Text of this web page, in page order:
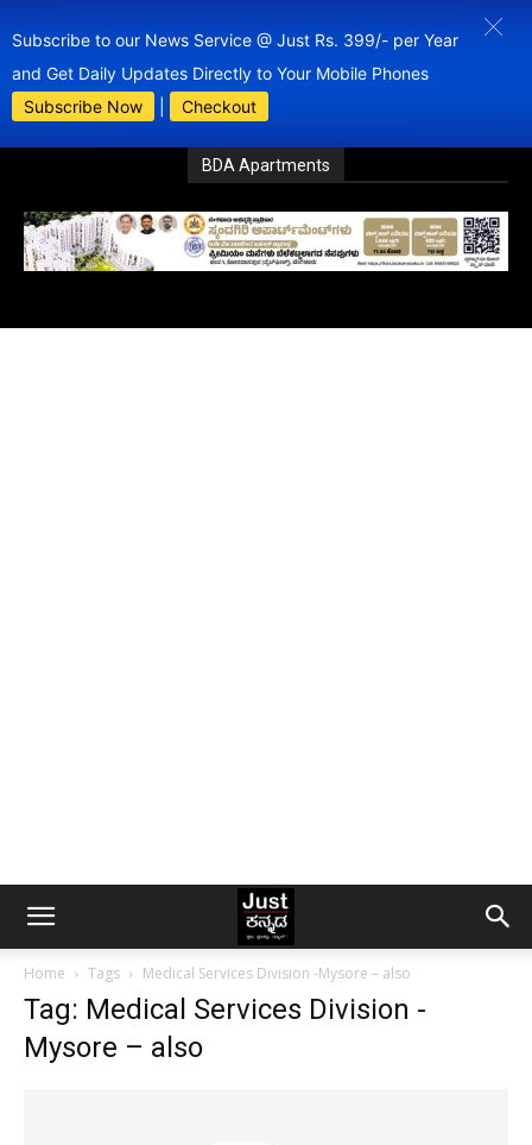
Subscribe to our News Service @ Just Rs. 399/- per Year
and Get Daily Updates Directly to Your Mobile Phones
Subscribe Now
Checkout
BDA Apartments
Home Tags Medical Services Division -Mysore – also
Tag: Medical Services Division -
Mysore – also